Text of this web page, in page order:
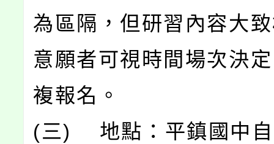
為區隔，但研習內容大
意願者可視時間場次決
複報名。
(三) 地點：平鎮國中自